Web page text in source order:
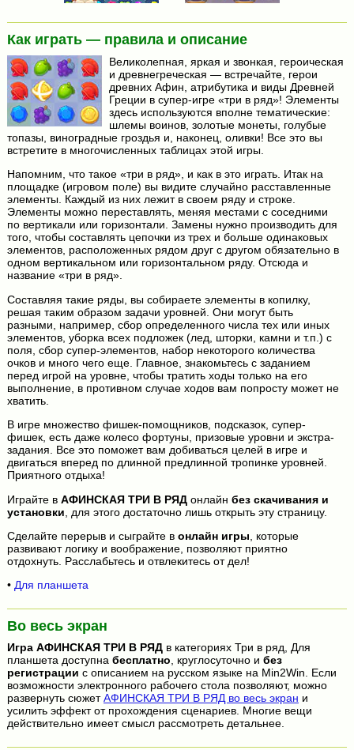
Как играть — правила и описание
Великолепная, яркая и звонкая, героическая
и древнегреческая — встречайте, герои
древних Афин, атрибутика и виды Древней
Греции в супер-игре «три в ряд»! Элементы
здесь используются вполне тематические:
шлемы воинов, золотые монеты, голубые
топазы, виноградные гроздья и, наконец, оливки! Все это вы
встретите в многочисленных таблицах этой игры.
Напомним, что такое «три в ряд», и как в это играть. Итак на
площадке (игровом поле) вы видите случайно расставленные
элементы. Каждый из них лежит в своем ряду и строке.
Элементы можно переставлять, меняя местами с соседними
по вертикали или горизонтали. Замены нужно производить для
того, чтобы составлять цепочки из трех и больше одинаковых
элементов, расположенных рядом друг с другом обязательно в
одном вертикальном или горизонтальном ряду. Отсюда и
название «три в ряд».
Составляя такие ряды, вы собираете элементы в копилку,
решая таким образом задачи уровней. Они могут быть
разными, например, сбор определенного числа тех или иных
элементов, уборка всех подложек (лед, шторки, камни и т.п.) с
поля, сбор супер-элементов, набор некоторого количества
очков и много чего еще. Главное, знакомьтесь с заданием
перед игрой на уровне, чтобы тратить ходы только на его
выполнение, в противном случае ходов вам попросту может не
хватить.
В игре множество фишек-помощников, подсказок, супер-
фишек, есть даже колесо фортуны, призовые уровни и экстра-
задания. Все это поможет вам добиваться целей в игре и
двигаться вперед по длинной предлинной тропинке уровней.
Приятного отдыха!
Играйте в АФИНСКАЯ ТРИ В РЯДонлайн без скачивания и
установки , для этого достаточно лишь открыть эту страницу.
Сделайте перерыв и сыграйте в онлайн игры , которые
развивают логику и воображение, позволяют приятно
отдохнуть. Расслабьтесь и отвлекитесь от дел!
• Для планшета
Во весь экран
Игра АФИНСКАЯ ТРИ В РЯДв категориях Три в ряд, Для
планшета доступна бесплатно, круглосуточно и без
регистрации с описанием на русском языке на Min2Win. Если
возможности электронного рабочего стола позволяют, можно
развернуть сюжетАФИНСКАЯ ТРИ В РЯД во весь экран и
усилить эффект от прохождения сценариев. Многие вещи
действительно имеет смысл рассмотреть детальнее.